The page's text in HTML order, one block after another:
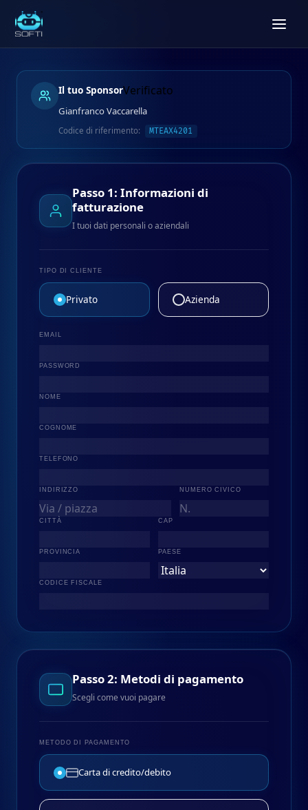
Il tuo SponsorVerificato
Gianfranco Vaccarella
Codice di riferimento: MTEAX4201
Passo 1: Informazioni di
fatturazione
I tuoi dati personali o aziendali
TIPO DI CLIENTE
Privato Azienda
EMAIL
PASSWORD
NOME
COGNOME
TELEFONO
INDIRIZZO NUMERO CIVICO
CITTÀ CAP
PROVINCIA PAESE
CODICE FISCALE
Passo 2: Metodi di pagamento
Scegli come vuoi pagare
METODO DI PAGAMENTO
Carta di credito/debito